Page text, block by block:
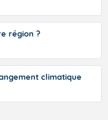
région ?
climatique